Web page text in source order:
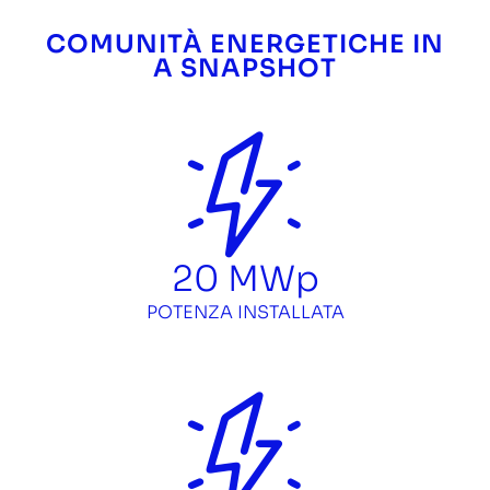
COMUNITÀ ENERGETICHE IN
A SNAPSHOT
20 MWp
POTENZA INSTALLATA